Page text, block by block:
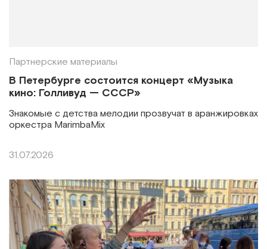
Партнерские материалы
В Петербурге состоится концерт «Музыка
кино: Голливуд — СССР»
Знакомые с детства мелодии прозвучат в аранжировках
оркестра MarimbaMix
31.07.2026